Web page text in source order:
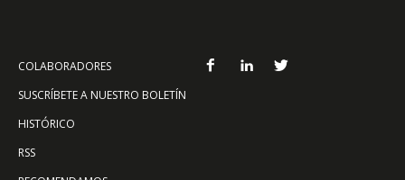
COLABORADORES
SUSCRÍBETE A NUESTRO BOLETÍN
HISTÓRICO
RSS